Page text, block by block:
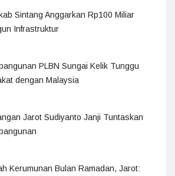
Sintang Anggarkan Rp100 Miliar
Infrastruktur
PLBN Sungai Kelik Tunggu
dengan Malaysia
Jarot Sudiyanto Janji Tuntaskan
Kerumunan Bulan Ramadan, Jarot: